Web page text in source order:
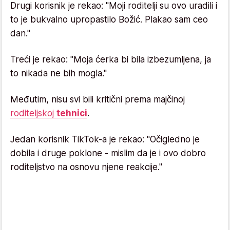
Drugi korisnik je rekao: "Moji roditelji su ovo uradili i
to je bukvalno upropastilo Božić. Plakao sam ceo
dan."
Treći je rekao: "Moja ćerka bi bila izbezumljena, ja
to nikada ne bih mogla."
Međutim, nisu svi bili kritični prema majčinoj
roditeljskoj tehnici.
Jedan korisnik TikTok-a je rekao: "Očigledno je
dobila i druge poklone - mislim da je i ovo dobro
roditeljstvo na osnovu njene reakcije."